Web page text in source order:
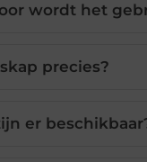
wordt het
precies?
er